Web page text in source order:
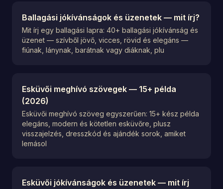
Ballagási jókívánságok és üzenetek — mit írj?
Mit írj egy ballagási lapra: 40+ ballagási jókívánság és
üzenet — szívből jövő, vicces, rövid és elegáns —
fiúnak, lánynak, barátnak vagy diáknak, plu
Esküvői meghívó szövegek — 15+ példa
(2026)
Esküvői meghívó szöveg egyszerűen: 15+ kész példa
elegáns, modern és kötetlen esküvőre, plusz
visszajelzés, dresszkód és ajándék sorok, amiket
lemásol
Esküvői jókívánságok és üzenetek — mit írj